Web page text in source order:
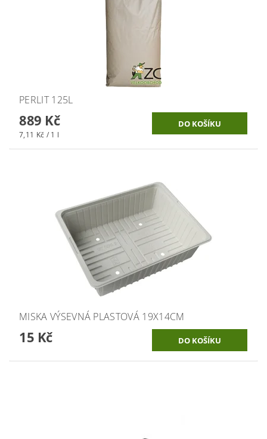
PERLIT 125L
889 Kč
7,11 Kč / 1 l
MISKA VÝSEVNÁ PLASTOVÁ 19X14CM
15 Kč